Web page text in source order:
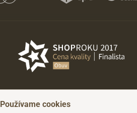
Používame cookies